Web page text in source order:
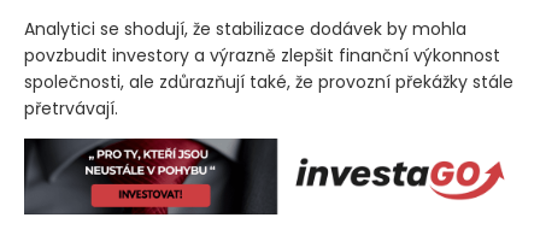
Analytici se shodují, že stabilizace dodávek by mohla
povzbudit investory a výrazně zlepšit finanční výkonnost
společnosti, ale zdůrazňují také, že provozní překážky stále
přetrvávají.